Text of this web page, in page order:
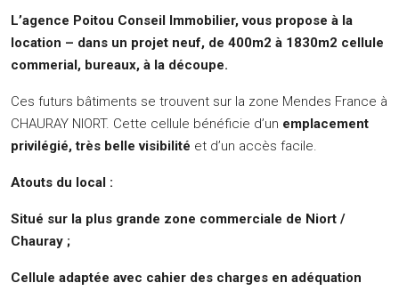
L’agence Poitou Conseil Immobilier, vous propose à la
location – dans un projet neuf, de 400m2 à 1830m2 cellule
commerial, bureaux, à la découpe.
Ces futurs bâtiments se trouvent sur la zone Mendes France à
CHAURAY NIORT. Cette cellule bénéficie d’un emplacement
privilégié, très belle visibilité et d’un accès facile.
Atouts du local :
Situé sur la plus grande zone commerciale de Niort /
Chauray ;
Cellule adaptée avec cahier des charges en adéquation